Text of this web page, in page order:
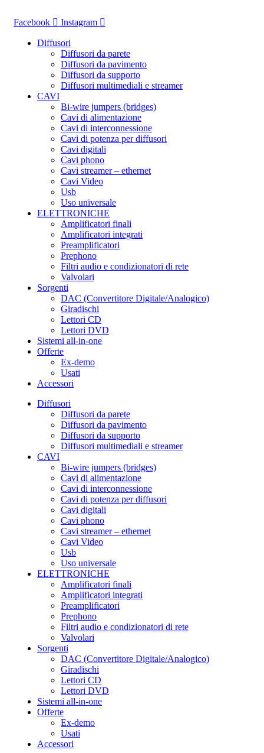
Facebook Instagram
Diffusori
Diffusori da parete
Diffusori da pavimento
Diffusori da supporto
Diffusori multimediali e streamer
CAVI
Bi-wire jumpers (bridges)
Cavi di alimentazione
Cavi di interconnessione
Cavi di potenza per diffusori
Cavi digitali
Cavi phono
Cavi streamer – ethernet
Cavi Video
Usb
Uso universale
ELETTRONICHE
Amplificatori finali
Amplificatori integrati
Preamplificatori
Prephono
Filtri audio e condizionatori di rete
Valvolari
Sorgenti
DAC (Convertitore Digitale/Analogico)
Giradischi
Lettori CD
Lettori DVD
Sistemi all-in-one
Offerte
Ex-demo
Usati
Accessori
Diffusori
Diffusori da parete
Diffusori da pavimento
Diffusori da supporto
Diffusori multimediali e streamer
CAVI
Bi-wire jumpers (bridges)
Cavi di alimentazione
Cavi di interconnessione
Cavi di potenza per diffusori
Cavi digitali
Cavi phono
Cavi streamer – ethernet
Cavi Video
Usb
Uso universale
ELETTRONICHE
Amplificatori finali
Amplificatori integrati
Preamplificatori
Prephono
Filtri audio e condizionatori di rete
Valvolari
Sorgenti
DAC (Convertitore Digitale/Analogico)
Giradischi
Lettori CD
Lettori DVD
Sistemi all-in-one
Offerte
Ex-demo
Usati
Accessori